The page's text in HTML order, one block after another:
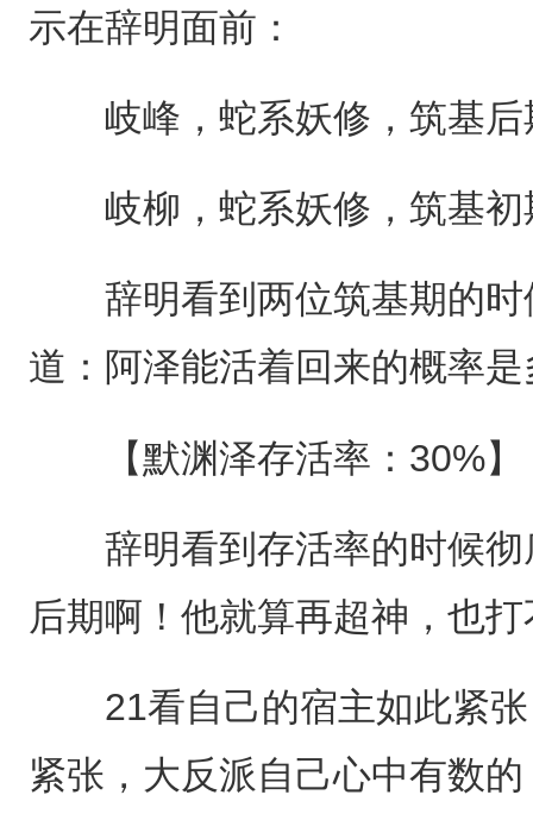
示在辞明面前：
岐峰，蛇系妖修，筑基后
岐柳，蛇系妖修，筑基初
辞明看到两位筑基期的时
道：阿泽能活着回来的概率
【默渊泽存活率：30%】
辞明看到存活率的时候彻
后期啊！他就算再超神，也
21看自己的宿主如此紧张
紧张，大反派自己心中有数